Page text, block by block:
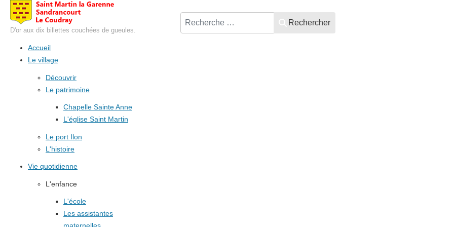
D'or aux dix billettes couchées de gueules.
Rechercher
Accueil
Le village
Découvrir
Le patrimoine
Chapelle Sainte Anne
L'église Saint Martin
Le port Ilon
L'histoire
Vie quotidienne
L'enfance
L'école
Les assistantes